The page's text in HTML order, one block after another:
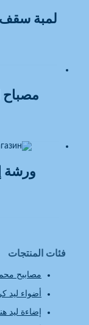
فئات المنتجات
مصابيح
أضواء ليد
إضاءة ليد